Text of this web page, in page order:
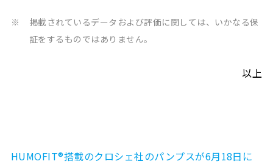
※
掲載されているデータおよび評価に関しては、いかなる保
証をするものではありません。
以上
HUMOFIT®搭載のクロシェ社のパンプスが6月18日に